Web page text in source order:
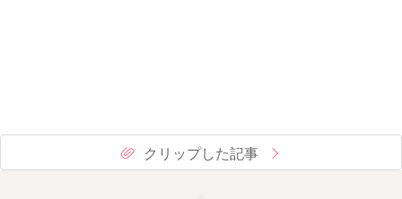
クリップした記事